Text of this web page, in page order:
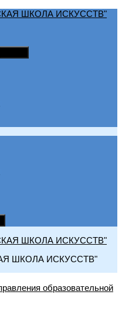
ШКОЛА ИСКУССТВ"
образовательной